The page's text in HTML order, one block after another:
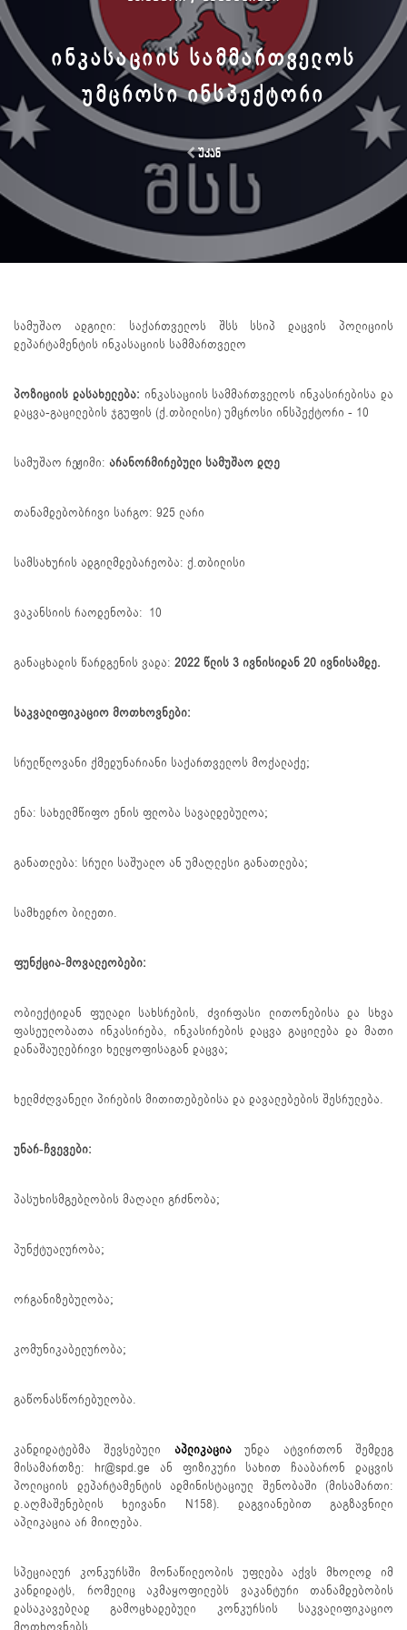
ᲘᲜᲙᲐᲡᲐᲪᲘᲘᲡ ᲡᲐᲛᲛᲐᲠᲗᲕᲔᲚᲝᲡ
ᲣᲛᲪᲠᲝᲡᲘ ᲘᲜᲡᲞᲔᲥᲢᲝᲠᲘ
უკან
სამუშაო ადგილი: საქართველოს შსს სსიპ დაცვის პოლიციის
დეპარტამენტის ინკასაციის სამმართველო
პოზიციის დასახელება: ინკასაციის სამმართველოს ინკასირებისა და
დაცვა-გაცილების ჯგუფის (ქ.თბილისი) უმცროსი ინსპექტორი - 10
სამუშაო რეჟიმი: არანორმირებული სამუშაო დღე
თანამდებობრივი სარგო: 925 ლარი
სამსახურის ადგილმდებარეობა: ქ.თბილისი
ვაკანსიის რაოდენობა: 10
განაცხადის წარდგენის ვადა: 2022 წლის 3 ივნისიდან 20 ივნისამდე.
საკვალიფიკაციო მოთხოვნები:
სრულწლოვანი ქმედუნარიანი საქართველოს მოქალაქე;
ენა: სახელმწიფო ენის ფლობა სავალდებულოა;
განათლება: სრული საშუალო ან უმაღლესი განათლება;
სამხედრო ბილეთი.
ფუნქცია-მოვალეობები:
ობიექტიდან ფულადი სახსრების, ძვირფასი ლითონებისა და სხვა
ფასეულობათა ინკასირება, ინკასირების დაცვა გაცილება და მათი
დანაშაულებრივი ხელყოფისაგან დაცვა;
ხელმძღვანელი პირების მითითებებისა და დავალებების შესრულება.
უნარ-ჩვევები:
პასუხისმგებლობის მაღალი გრძნობა;
პუნქტუალურობა;
ორგანიზებულობა;
კომუნიკაბელურობა;
გაწონასწორებულობა.
კანდიდატებმა შევსებული აპლიკაცია
უნდა ატვირთონ შემდეგ
მისამართზე: hr@spd.ge ან ფიზიკური სახით ჩააბარონ დაცვის
პოლიციის დეპარტამენტის ადმინისტაციულ შენობაში (მისამართი:
დ.აღმაშენებლის ხეივანი N158). დაგვიანებით გაგზავნილი
აპლიკაცია არ მიიღება.
სპეციალურ კონკურსში მონაწილეობის უფლება აქვს მხოლოდ იმ
კანდიდატს, რომელიც აკმაყოფილებს ვაკანტური თანამდებობის
დასაკავებლად გამოცხადებული კონკურსის საკვალიფიკაციო